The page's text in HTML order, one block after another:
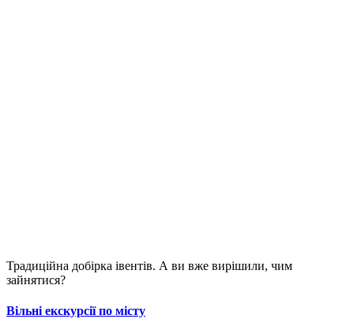
Традиційна добірка івентів. А ви вже вирішили, чим
зайнятися?
Вільні екскурсії по місту